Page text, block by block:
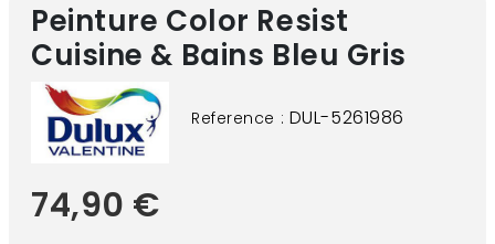
Peinture Color Resist
Cuisine & Bains Bleu Gris
Reference : DUL-5261986
74,90 €